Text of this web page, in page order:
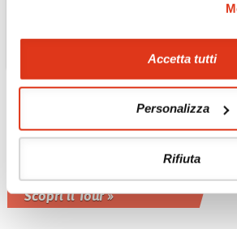
Accetta tutti
Personalizza
Rifiuta
THAILANDIA
Scopri il Tour »